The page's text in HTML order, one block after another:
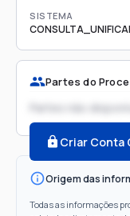
SISTEMA
Partes do
Partes não
Criar Conta
Origem das
Todas as informações